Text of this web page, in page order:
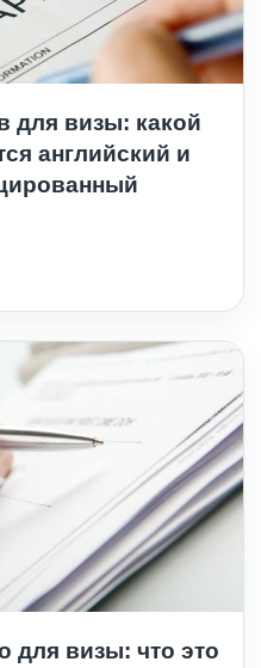
для визы: какой
английский и
для визы: что это